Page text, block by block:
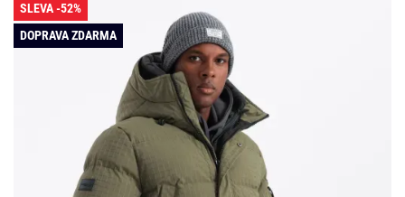
SLEVA -52%
DOPRAVA ZDARMA